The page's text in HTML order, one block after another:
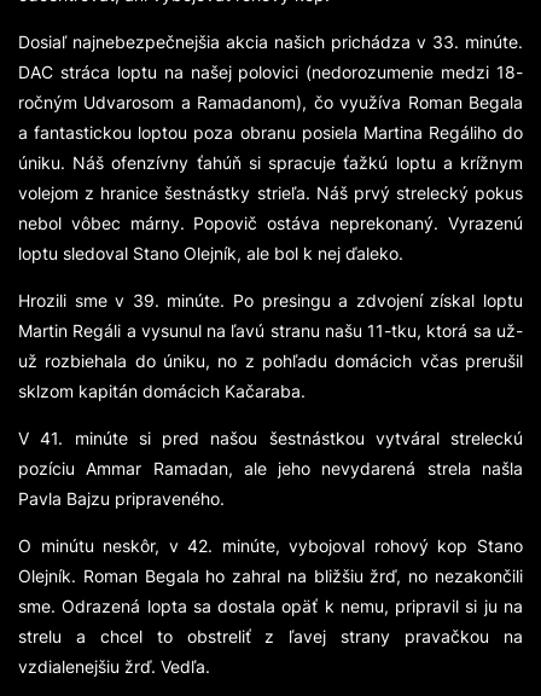
Dosiaľ najnebezpečnejšia akcia našich prichádza v 33. minúte.
DAC stráca loptu na našej polovici (nedorozumenie medzi 18-
ročným Udvarosom a Ramadanom), čo využíva Roman Begala
a fantastickou loptou poza obranu posiela Martina Regáliho do
úniku. Náš ofenzívny ťahúň si spracuje ťažkú loptu a krížnym
volejom z hranice šestnástky strieľa. Náš prvý strelecký pokus
nebol vôbec márny. Popovič ostáva neprekonaný. Vyrazenú
loptu sledoval Stano Olejník, ale bol k nej ďaleko.
Hrozili sme v 39. minúte. Po presingu a zdvojení získal loptu
Martin Regáli a vysunul na ľavú stranu našu 11-tku, ktorá sa už-
už rozbiehala do úniku, no z pohľadu domácich včas prerušil
sklzom kapitán domácich Kačaraba.
V 41. minúte si pred našou šestnástkou vytváral streleckú
pozíciu Ammar Ramadan, ale jeho nevydarená strela našla
Pavla Bajzu pripraveného.
O minútu neskôr, v 42. minúte, vybojoval rohový kop Stano
Olejník. Roman Begala ho zahral na bližšiu žrď, no nezakončili
sme. Odrazená lopta sa dostala opäť k nemu, pripravil si ju na
strelu a chcel to obstreliť z ľavej strany pravačkou na
vzdialenejšiu žrď. Vedľa.